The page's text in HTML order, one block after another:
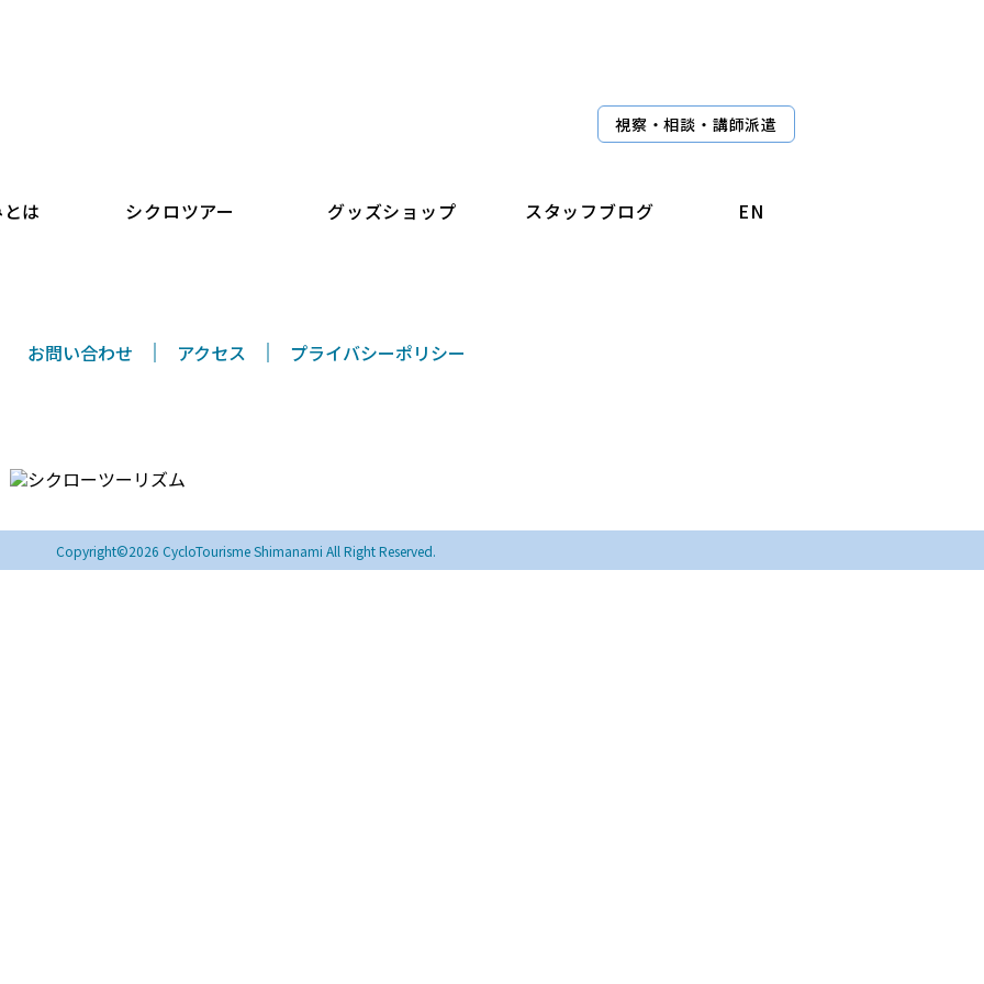
は シクロツアー グッズショップ スタッフブログ EN
視察・相談・講師派遣
お問い合わせ アクセス プライバシーポリシー
Copyright©2026 CycloTourisme Shimanami All Right Reserved.